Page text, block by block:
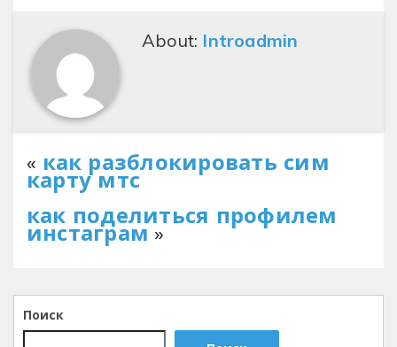
About: Introadmin
« как разблокировать сим
карту мтс
как поделиться профилем
инстаграм »
Поиск